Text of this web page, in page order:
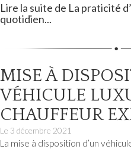
Genève
Stadium
VTC
Parc
Technologique
Nous
Lire la suite de La praticité
quotidien...
MISE À
VÉHICULE
CHAUFFEUR
Le 3 décembre 2021
La mise à disposition d’un